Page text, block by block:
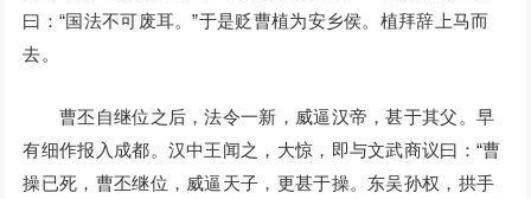
曰：“国法不可废耳。”于是贬曹植为安乡侯。植拜辞上马而
去。
曹丕自继位之后，法令一新，威逼汉帝，甚于其父。早
有细作报入成都。汉中王闻之，大惊，即与文武商议曰：“曹
操已死，曹丕继位，威逼天子，更甚于操。东吴孙权，拱手